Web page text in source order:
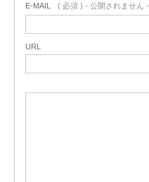
E-MAIL ( 必須 ) - 公開されません -
URL